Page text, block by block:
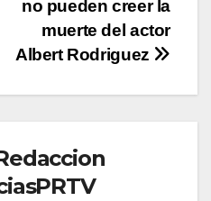
no pueden creer la
muerte del actor
Albert Rodriguez